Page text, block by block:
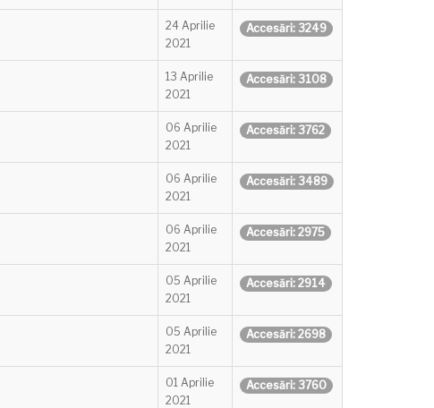
24 Aprilie
2021
Accesări: 3249
13 Aprilie
2021
Accesări: 3108
06 Aprilie
2021
Accesări: 3762
06 Aprilie
2021
Accesări: 3489
06 Aprilie
2021
Accesări: 2975
05 Aprilie
2021
Accesări: 2914
05 Aprilie
2021
Accesări: 2698
01 Aprilie
2021
Accesări: 3760